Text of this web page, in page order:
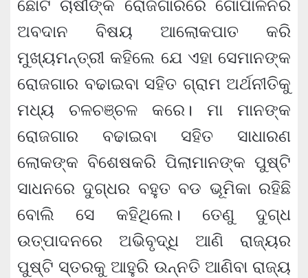
ଛୋଟ ଚାଷୀଙ୍କ ରୋଜଗାରରେ ଗୋପାଳନର
ଅବଦାନ ବିଷୟ ଆଲୋକପାତ କରି
ମୁଖ୍ୟମନ୍ତ୍ରୀ କହିଲେ ଯେ ଏହା ସେମାନଙ୍କ
ରୋଜଗାର ବଢାଇବା ସହିତ ଗ୍ରାମ ଅର୍ଥନୀତିକୁ
ମଧ୍ୟ ଚଳଚଞ୍ଚଳ କରେ। ମା ମାନଙ୍କ
ରୋଜଗାର ବଢାଇବା ସହିତ ସାଧାରଣ
ଲୋକଙ୍କ ବିଶେଷକରି ପିଲାମାନଙ୍କ ପୁଷ୍ଟି
ସାଧନରେ ଦୁଗ୍‌ଧର ବହୁତ ବଡ ଭୂମିକା ରହିଛି
ବୋଲି ସେ କହିଥିଲେ। ତେଣୁ ଦୁଗ୍‌ଧ
ଉତ୍ପାଦନରେ ଅଭିବୃଦ୍ଧି ଆଣି ରାଜ୍ୟର
ପୁଷ୍ଟି ସ୍ତରକୁ ଆହୁରି ଉନ୍ନତି ଆଣିବା ରାଜ୍ୟ